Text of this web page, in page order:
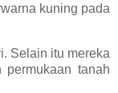
kuning pada
Selain itu mereka
tanah